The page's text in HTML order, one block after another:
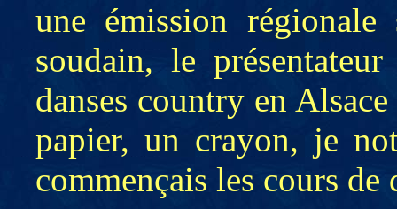
une émission
soudain, le
danses country en
papier, un crayon, je
commençais les cours de